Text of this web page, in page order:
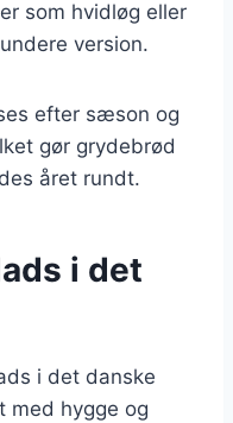
som hvidløg eller
version.
efter sæson og
gør grydebrød
året rundt.
i det
i det danske
med hygge og